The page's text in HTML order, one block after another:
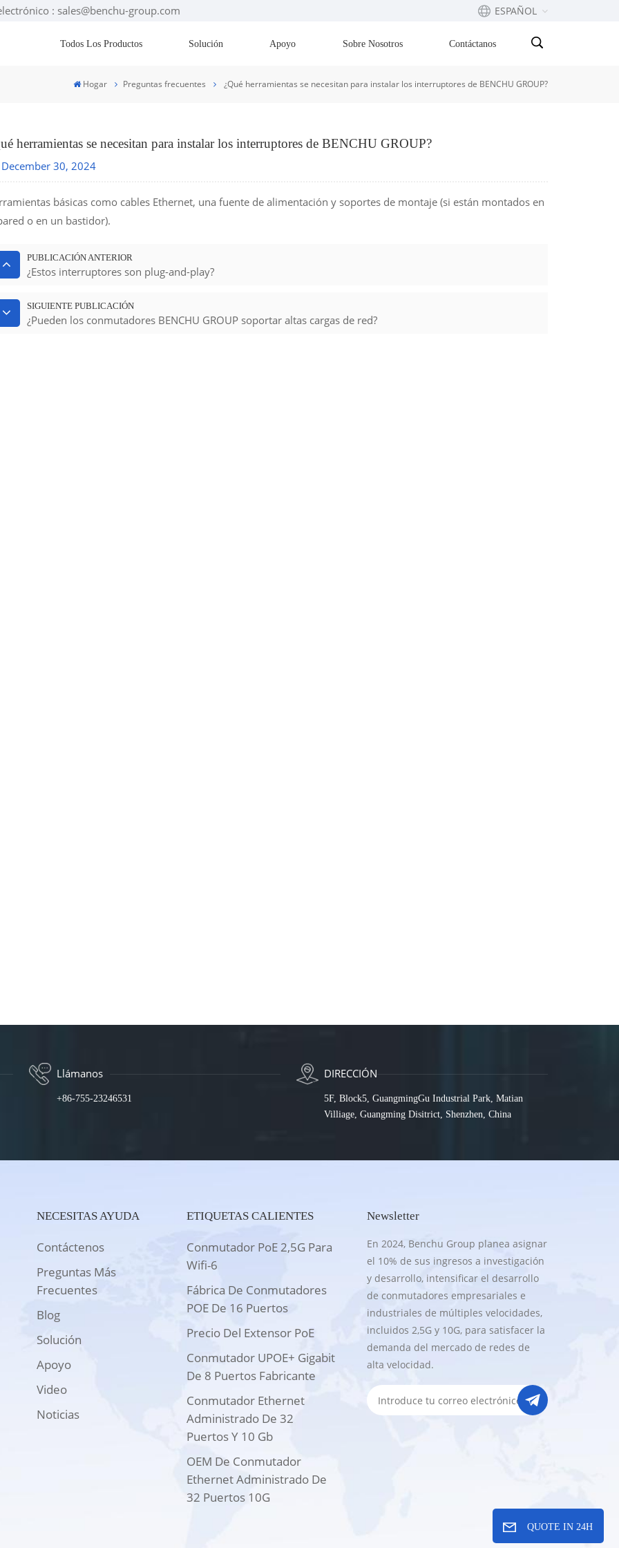
: sales@benchu-group.com ESPAÑOL
Português
Todos Los Productos Solución Apoyo Sobre Nosotros Contáctanos
Hogar Preguntas frecuentes ¿Qué herramientas se necesitan para instalar los interruptores de BENCHU GROUP?
herramientas se necesitan para instalar los interruptores de BENCHU GROUP?
December 30, 2024
básicas como cables Ethernet, una fuente de alimentación y soportes de montaje (si están montados en
o en un bastidor).
PUBLICACIÓN ANTERIOR
¿Estos interruptores son plug-and-play?
SIGUIENTE PUBLICACIÓN
¿Pueden los conmutadores BENCHU GROUP soportar altas cargas de red?
Llámanos
+86-755-23246531
DIRECCIÓN
5F, Block5, GuangmingGu Industrial Park, Matian
Villiage, Guangming Disitrict, Shenzhen, China
NECESITAS AYUDA
Contáctenos
Preguntas Más
Frecuentes
Blog
Solución
Apoyo
Video
Noticias
ETIQUETAS CALIENTES
Conmutador PoE 2,5G Para
Wifi-6
Fábrica De Conmutadores
POE De 16 Puertos
Precio Del Extensor PoE
Conmutador UPOE+ Gigabit
De 8 Puertos Fabricante
Conmutador Ethernet
Administrado De 32
Puertos Y 10 Gb
OEM De Conmutador
Ethernet Administrado De
32 Puertos 10G
Newsletter
En 2024, Benchu Group planea asignar
el 10% de sus ingresos a investigación
y desarrollo, intensificar el desarrollo
de conmutadores empresariales e
industriales de múltiples velocidades,
incluidos 2,5G y 10G, para satisfacer la
demanda del mercado de redes de
alta velocidad.
QUOTE IN 24H